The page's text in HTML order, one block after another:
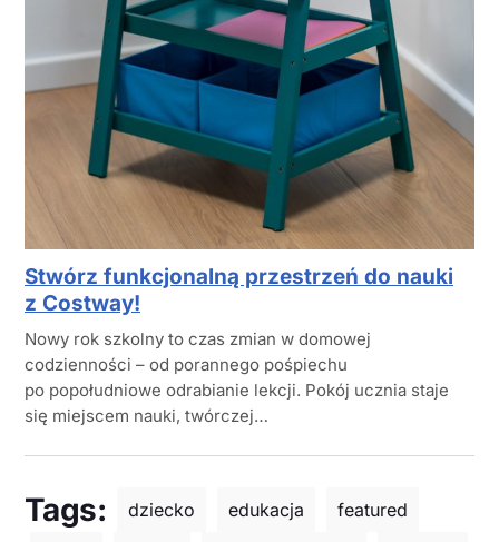
Stwórz funkcjonalną przestrzeń do nauki
z Costway!
Nowy rok szkolny to czas zmian w domowej
codzienności – od porannego pośpiechu
po popołudniowe odrabianie lekcji. Pokój ucznia staje
się miejscem nauki, twórczej…
Tags: dziecko edukacja
featured